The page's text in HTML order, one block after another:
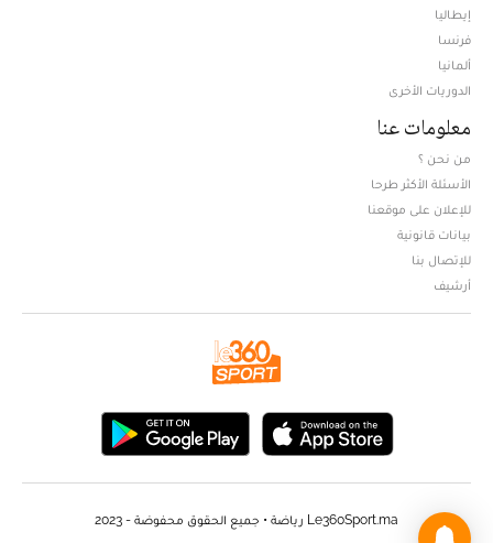
إيطاليا
فرنسا
ألمانيا
الدوريات الأخرى
معلومات عنا
من نحن ؟
الأسئلة الأكثر طرحا
للإعلان على موقعنا
بيانات قانونية
للإتصال بنا
أرشيف
Le360Sport.ma رياضة • جميع الحقوق محفوضة - 2023